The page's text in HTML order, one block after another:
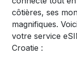
côtières, ses
magnifiques.
votre service
Croatie :